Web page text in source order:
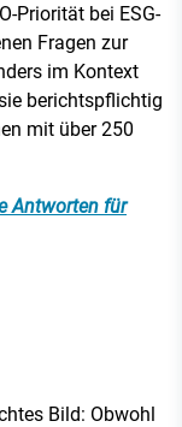
Priorität bei ESG-
Fragen zur
im Kontext
berichtspflichtig
mit über 250
Antworten für
Bild: Obwohl